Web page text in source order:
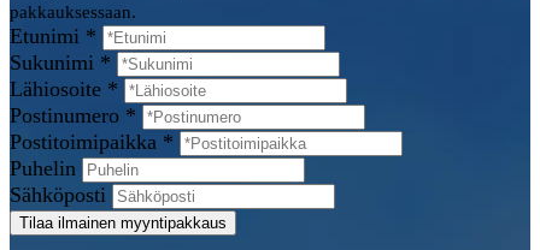
pakkauksessaan.
Etunimi *
Sukunimi *
Lähiosoite *
Postinumero *
Postitoimipaikka *
Puhelin
Sähköposti
Tilaa ilmainen myyntipakkaus